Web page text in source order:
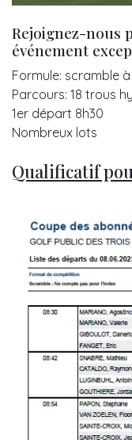
Rejoignez-nous
événement
Formule: scramble
Parcours: 18 trous
1er départ 8h30
Nombreux lots
Qualificatif